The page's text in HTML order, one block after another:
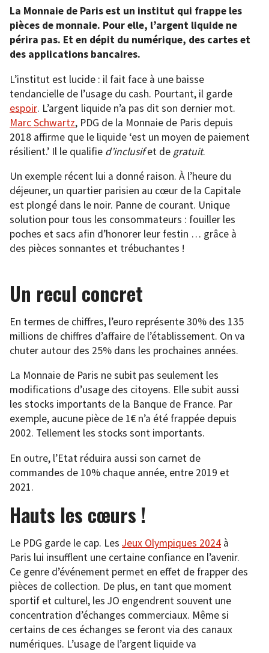
La Monnaie de Paris est un institut qui frappe les
pièces de monnaie. Pour elle, l’argent liquide ne
périra pas. Et en dépit du numérique, des cartes et
des applications bancaires.
L’institut est lucide : il fait face à une baisse
tendancielle de l’usage du cash. Pourtant, il garde
espoir. L’argent liquide n’a pas dit son dernier mot.
Marc Schwartz, PDG de la Monnaie de Paris depuis
2018 affirme que le liquide ‘est un moyen de paiement
résilient.’ Il le qualifie d’inclusifet de gratuit.
Un exemple récent lui a donné raison. À l’heure du
déjeuner, un quartier parisien au cœur de la Capitale
est plongé dans le noir. Panne de courant. Unique
solution pour tous les consommateurs : fouiller les
poches et sacs afin d’honorer leur festin … grâce à
des pièces sonnantes et trébuchantes !
Un recul concret
En termes de chiffres, l’euro représente 30% des 135
millions de chiffres d’affaire de l’établissement. On va
chuter autour des 25% dans les prochaines années.
La Monnaie de Paris ne subit pas seulement les
modifications d’usage des citoyens. Elle subit aussi
les stocks importants de la Banque de France. Par
exemple, aucune pièce de 1€ n’a été frappée depuis
2002. Tellement les stocks sont importants.
En outre, l’Etat réduira aussi son carnet de
commandes de 10% chaque année, entre 2019 et
2021.
Hauts les cœurs !
Le PDG garde le cap. Les Jeux Olympiques 2024 à
Paris lui insufflent une certaine confiance en l’avenir.
Ce genre d’événement permet en effet de frapper des
pièces de collection. De plus, en tant que moment
sportif et culturel, les JO engendrent souvent une
concentration d’échanges commerciaux. Même si
certains de ces échanges se feront via des canaux
numériques. L’usage de l’argent liquide va